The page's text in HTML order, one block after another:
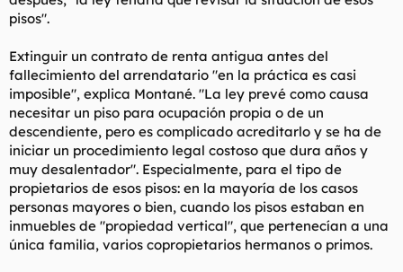
pisos".
Extinguir un contrato de renta antigua antes del
fallecimiento del arrendatario "en la práctica es casi
imposible", explica Montané. "La ley prevé como causa
necesitar un piso para ocupación propia o de un
descendiente, pero es complicado acreditarlo y se ha de
iniciar un procedimiento legal costoso que dura años y
muy desalentador". Especialmente, para el tipo de
propietarios de esos pisos: en la mayoría de los casos
personas mayores o bien, cuando los pisos estaban en
inmuebles de "propiedad vertical", que pertenecían a una
única familia, varios copropietarios hermanos o primos.